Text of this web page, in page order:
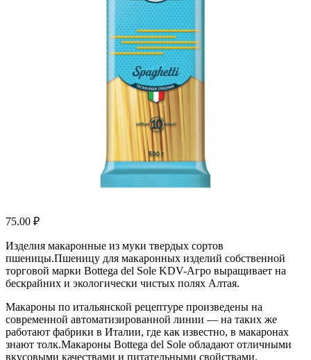
75.00 ₽
Изделия макаронные из муки твердых сортов
пшеницы.Пшеницу для макаронных изделий собственной
торговой марки Bottega del Sole KDV-Агро выращивает на
бескрайних и экологически чистых полях Алтая.
Макароны по итальянской рецептуре произведены на
современной автоматизированной линии — на таких же
работают фабрики в Италии, где как известно, в макаронах
знают толк.Макароны Bottega del Sole обладают отличными
вкусовыми качествами и питательными свойствами.